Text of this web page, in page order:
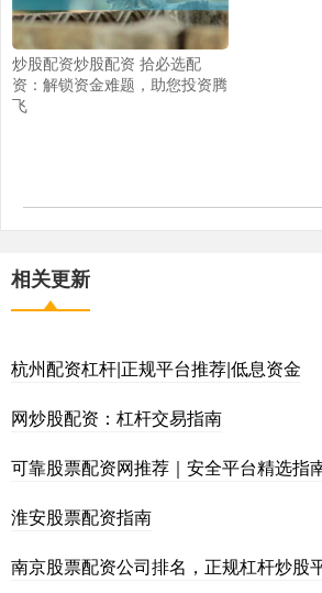
炒股配资炒股配资 拾必选配
资：解锁资金难题，助您投资腾
飞
相关更新
杭州配资杠杆|正规平台推荐|低息资金
网炒股配资：杠杆交易指南
可靠股票配资网推荐｜安全平台精选指
淮安股票配资指南
南京股票配资公司排名，正规杠杆炒股